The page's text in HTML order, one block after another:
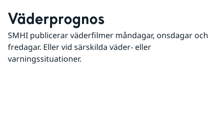
Väderprognos
SMHI publicerar väderfilmer måndagar, onsdagar och
fredagar. Eller vid särskilda väder- eller
varningssituationer.